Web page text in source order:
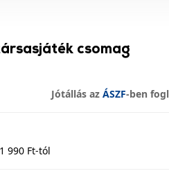
csomag
Jótállás az ÁSZF-ben
990 Ft-tól